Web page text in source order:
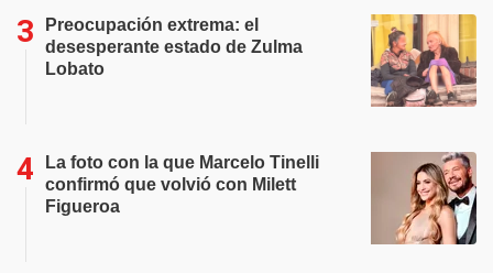
Preocupación extrema: el
desesperante estado de Zulma
Lobato
La foto con la que Marcelo Tinelli
confirmó que volvió con Milett
Figueroa